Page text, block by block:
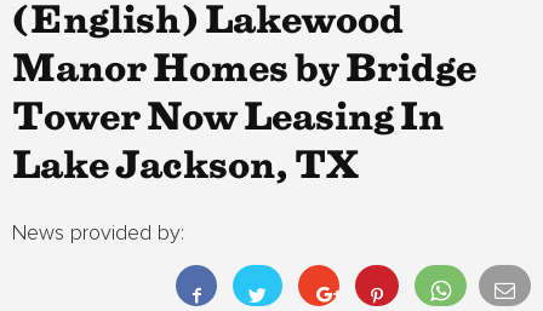
(English) Lakewood
Manor Homes by Bridge
Tower Now Leasing In
Lake Jackson, TX
News provided by: